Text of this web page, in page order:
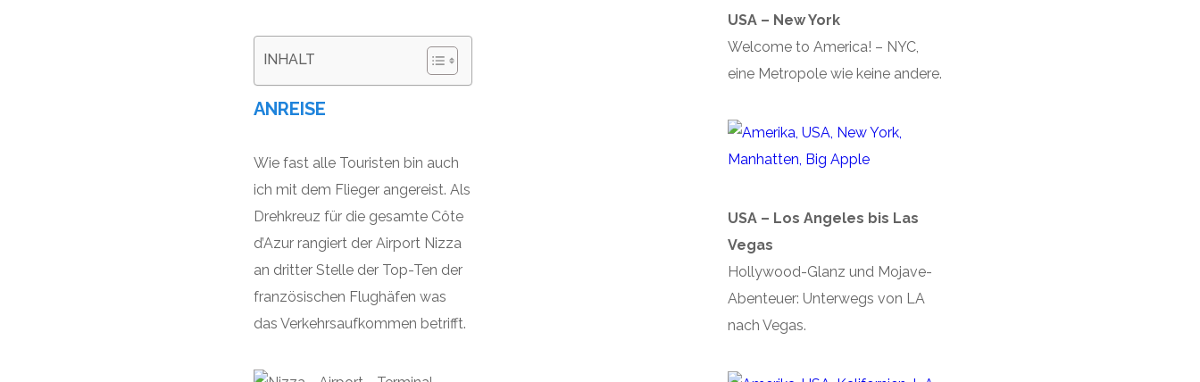
INHALT
ANREISE
Wie fast alle Touristen bin auch
ich mit dem Flieger angereist. Als
Drehkreuz für die gesamte Côte
d’Azur rangiert der Airport Nizza
an dritter Stelle der Top-Ten der
französischen Flughäfen was
das Verkehrsaufkommen betrifft.
USA – New York
Welcome to America! – NYC,
eine Metropole wie keine andere.
USA – Los Angeles bis Las
Vegas
Hollywood-Glanz und Mojave-
Abenteuer: Unterwegs von LA
nach Vegas.